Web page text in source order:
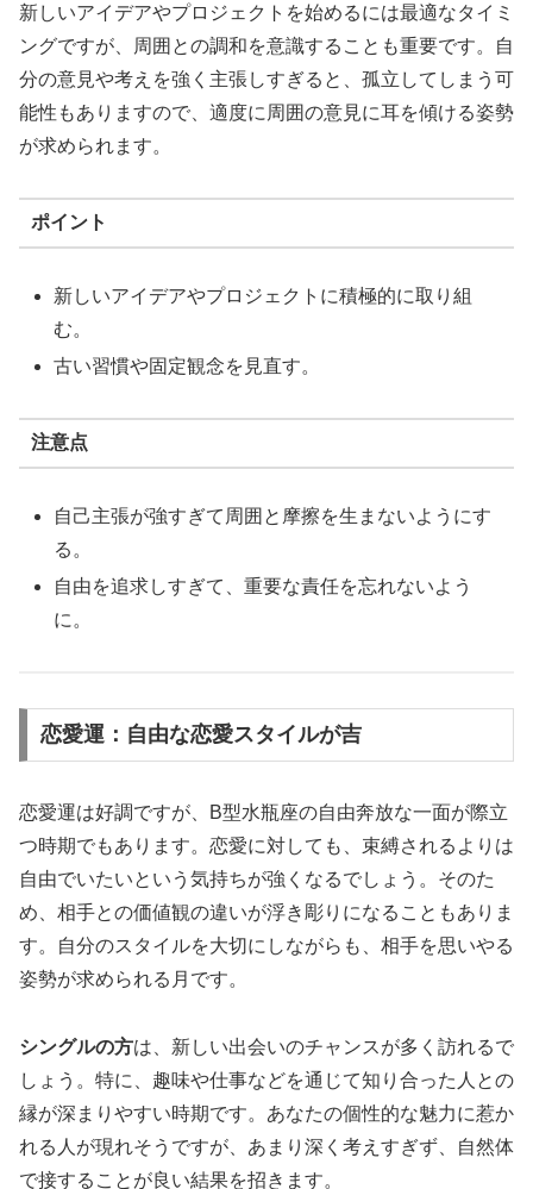
新しいアイデアやプロジェクトを始めるには最適なタイミ
ングですが、周囲との調和を意識することも重要です。自
分の意見や考えを強く主張しすぎると、孤立してしまう可
能性もありますので、適度に周囲の意見に耳を傾ける姿勢
が求められます。
ポイント
新しいアイデアやプロジェクトに積極的に取り組
む。
古い習慣や固定観念を見直す。
注意点
自己主張が強すぎて周囲と摩擦を生まないようにす
る。
自由を追求しすぎて、重要な責任を忘れないよう
に。
恋愛運：自由な恋愛スタイルが吉
恋愛運は好調ですが、B型水瓶座の自由奔放な一面が際立
つ時期でもあります。恋愛に対しても、束縛されるよりは
自由でいたいという気持ちが強くなるでしょう。そのた
め、相手との価値観の違いが浮き彫りになることもありま
す。自分のスタイルを大切にしながらも、相手を思いやる
姿勢が求められる月です。
シングルの方は、新しい出会いのチャンスが多く訪れるで
しょう。特に、趣味や仕事などを通じて知り合った人との
縁が深まりやすい時期です。あなたの個性的な魅力に惹か
れる人が現れそうですが、あまり深く考えすぎず、自然体
で接することが良い結果を招きます。